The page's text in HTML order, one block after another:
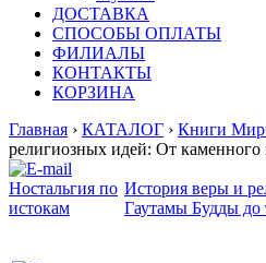
ДОСТАВКА
СПОСОБЫ ОПЛАТЫ
ФИЛИАЛЫ
КОНТАКТЫ
КОРЗИНА
Главная › КАТАЛОГ › Книги
религиозных идей: От каменного
Ностальгия по
истокам
История веры и
Гаутамы Будды до